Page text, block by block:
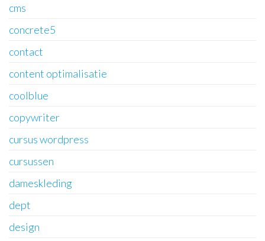
cms
concrete5
contact
content optimalisatie
coolblue
copywriter
cursus wordpress
cursussen
dameskleding
dept
design